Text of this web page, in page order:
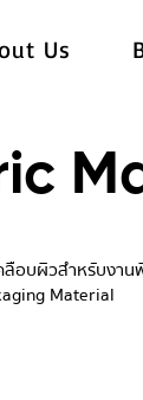
Us
ผิวสำหรับงานพิ
Material